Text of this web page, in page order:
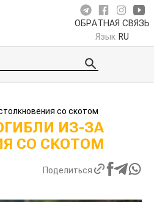
ОБРАТНАЯ СВЯЗЬ
Язык RU
со скотом
ИЗ-ЗА
СО СКОТОМ
Поделиться